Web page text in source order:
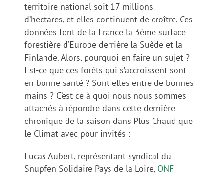
territoire national soit 17 millions
d’hectares, et elles continuent de croître. Ces
données font de la France la 3ème surface
forestière d’Europe derrière la Suède et la
Finlande. Alors, pourquoi en faire un sujet ?
Est-ce que ces forêts qui s’accroissent sont
en bonne santé ? Sont-elles entre de bonnes
mains ? C’est ce à quoi nous nous sommes
attachés à répondre dans cette dernière
chronique de la saison dans Plus Chaud que
le Climat avec pour invités :
Lucas Aubert, représentant syndical du
Snupfen Solidaire Pays de la Loire, ONF